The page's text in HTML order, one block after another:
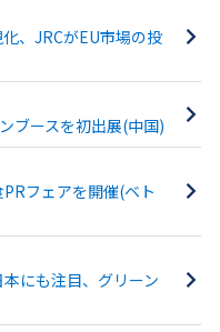
、JRCがEU市場の投
ブースを初出展(中国)
フェアを開催(ベト
にも注目、グリーン